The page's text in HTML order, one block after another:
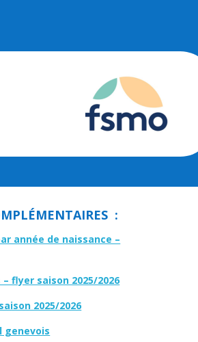
:
année de naissance –
flyer saison 2025/2026
2025/2026
genevois